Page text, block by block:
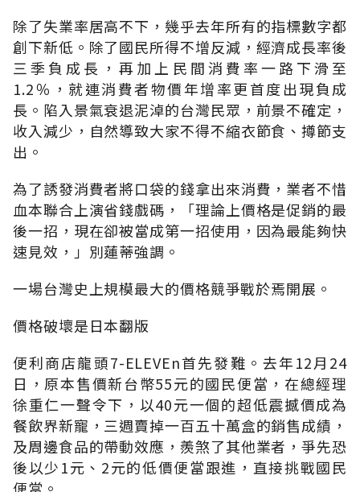
除了失業率居高不下，幾乎去年所有的指標數字都
創下新低。除了國民所得不增反減，經濟成長率後
三季負成長，再加上民間消費率一路下滑至
1.2％，就連消費者物價年增率更首度出現負成
長。陷入景氣衰退泥淖的台灣民眾，前景不確定，
收入減少，自然導致大家不得不縮衣節食、撙節支
出。
為了誘發消費者將口袋的錢拿出來消費，業者不惜
血本聯合上演省錢戲碼，「理論上價格是促銷的最
後一招，現在卻被當成第一招使用，因為最能夠快
速見效，」別蓮蒂強調。
一場台灣史上規模最大的價格競爭戰於焉開展。
價格破壞是日本翻版
便利商店龍頭7-ELEVEn首先發難。去年12月24
日，原本售價新台幣55元的國民便當，在總經理
徐重仁一聲令下，以40元一個的超低震撼價成為
餐飲界新寵，三週賣掉一百五十萬盒的銷售成績，
及周邊食品的帶動效應，羨煞了其他業者，爭先恐
後以少1元、2元的低價便當跟進，直接挑戰國民
便當。